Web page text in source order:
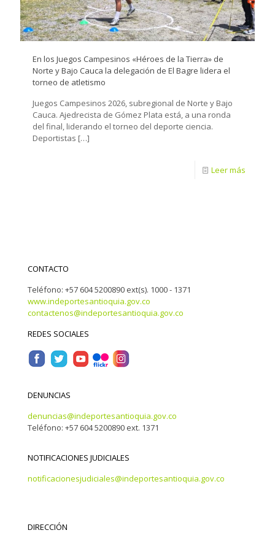
En los Juegos Campesinos «Héroes de la Tierra» de
Norte y Bajo Cauca la delegación de El Bagre lidera el
torneo de atletismo
Juegos Campesinos 2026, subregional de Norte y Bajo
Cauca. Ajedrecista de Gómez Plata está, a una ronda
del final, liderando el torneo del deporte ciencia.
Deportistas […]
Leer más
CONTACTO
Teléfono: +57 604 5200890 ext(s). 1000 - 1371
www.indeportesantioquia.gov.co
contactenos@indeportesantioquia.gov.co
REDES SOCIALES
DENUNCIAS
denuncias@indeportesantioquia.gov.co
Teléfono: +57 604 5200890 ext. 1371
NOTIFICACIONES JUDICIALES
notificacionesjudiciales@indeportesantioquia.gov.co
DIRECCIÓN